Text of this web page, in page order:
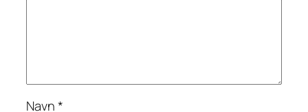
Navn*